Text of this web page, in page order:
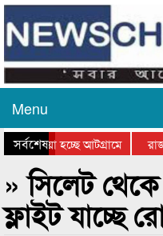
Menu
সর্বশেষ
যাওয়া হচ্ছে আটগ্রামে
পুরস্কার বিতরণ সম্পন্ন
» সিলেট
ফ্লাইট যাচ্ছে